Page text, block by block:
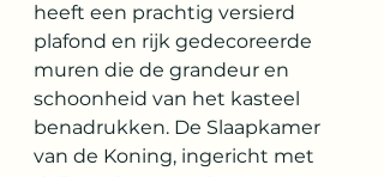
heeft een prachtig versierd
plafond en rijk gedecoreerde
muren die de grandeur en
schoonheid van het kasteel
benadrukken. De Slaapkamer
van de Koning, ingericht met